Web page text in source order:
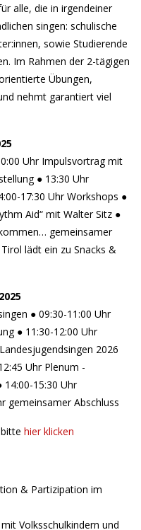
Stimmbildung für
Stimmbildung für
Singfreudigen ab 50
Samstag
und für
Sonntag
am Platz - Theaterfest
The Power of the Glory
Kindern &
Kindern &
alle, die in irgendeiner
singen: schulische
sowie Studierende
Im Rahmen der 2-tägigen
Übungen,
nehmt garantiert viel
Uhr Impulsvortrag mit
● 13:30 Uhr
17:30 Uhr Workshops ●
Aid“ mit Walter Sitz ●
gemeinsamer
lädt ein zu Snacks &
● 09:30-11:00 Uhr
● 11:30-12:00 Uhr
2026
Uhr Plenum -
14:00-15:30 Uhr
gemeinsamer Abschluss
hier klicken
& Partizipation im
Volksschulkindern und